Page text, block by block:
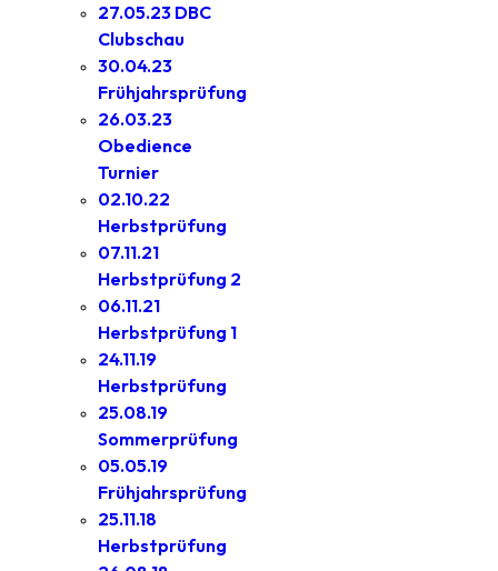
27.05.23 DBC
Clubschau
30.04.23
Frühjahrsprüfung
26.03.23
Obedience
Turnier
02.10.22
Herbstprüfung
07.11.21
Herbstprüfung 2
06.11.21
Herbstprüfung 1
24.11.19
Herbstprüfung
25.08.19
Sommerprüfung
05.05.19
Frühjahrsprüfung
25.11.18
Herbstprüfung